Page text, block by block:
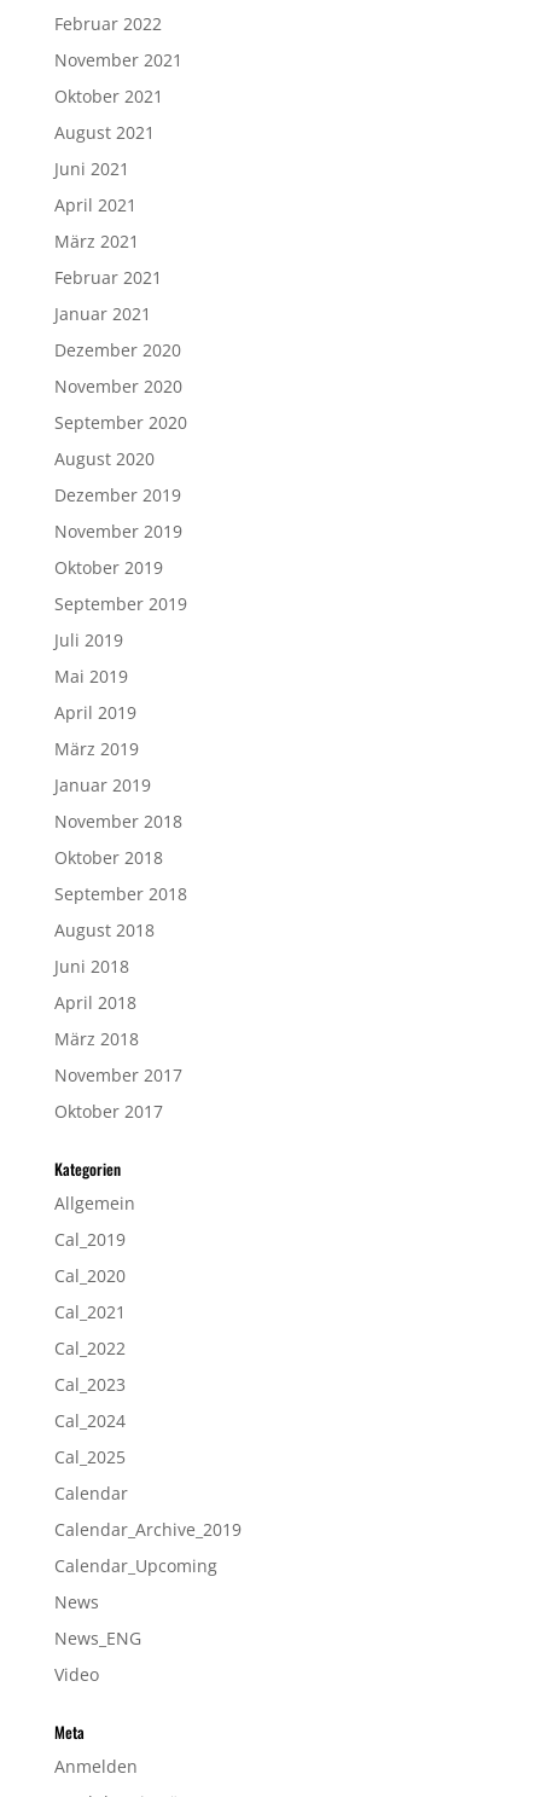
Februar 2022
November 2021
Oktober 2021
August 2021
Juni 2021
April 2021
März 2021
Februar 2021
Januar 2021
Dezember 2020
November 2020
September 2020
August 2020
Dezember 2019
November 2019
Oktober 2019
September 2019
Juli 2019
Mai 2019
April 2019
März 2019
Januar 2019
November 2018
Oktober 2018
September 2018
August 2018
Juni 2018
April 2018
März 2018
November 2017
Oktober 2017
Kategorien
Allgemein
Cal_2019
Cal_2020
Cal_2021
Cal_2022
Cal_2023
Cal_2024
Cal_2025
Calendar
Calendar_Archive_2019
Calendar_Upcoming
News
News_ENG
Video
Meta
Anmelden